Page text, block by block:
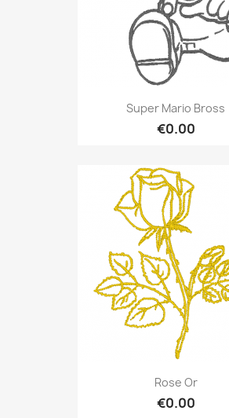
Super Mario Bross
€0.00
Rose Or
€0.00